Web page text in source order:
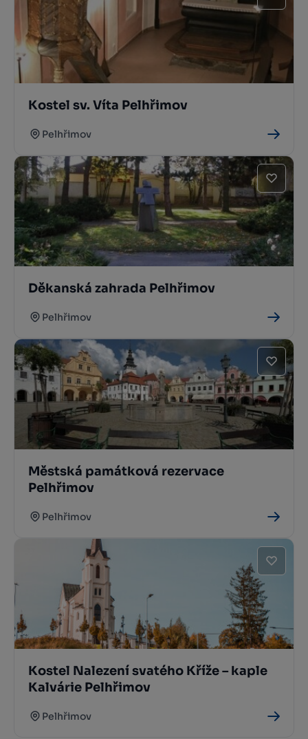
Kostel sv. Víta Pelhřimov
Pelhřimov
Děkanská zahrada Pelhřimov
Pelhřimov
Městská památková rezervace
Pelhřimov
Pelhřimov
Kostel Nalezení svatého Kříže – kaple
Kalvárie Pelhřimov
Pelhřimov